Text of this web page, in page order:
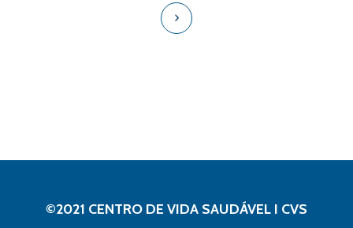
©2021 CENTRO DE VIDA SAUDÁVEL I CVS